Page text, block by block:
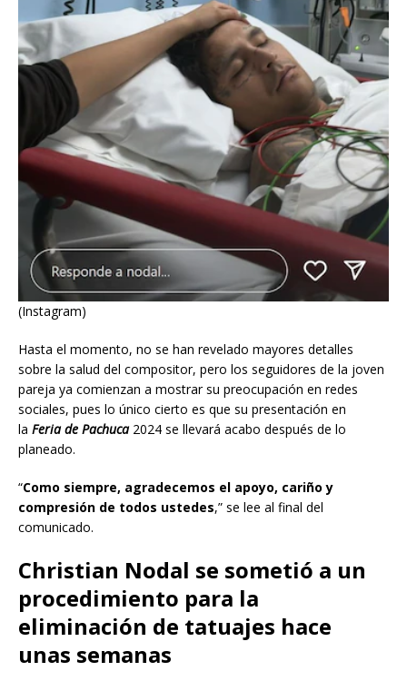
(Instagram)
Hasta el momento, no se han revelado mayores detalles
sobre la salud del compositor, pero los seguidores de la joven
pareja ya comienzan a mostrar su preocupación en redes
sociales, pues lo único cierto es que su presentación en
la Feria de Pachuca 2024 se llevará acabo después de lo
planeado.
“Como siempre, agradecemos el apoyo, cariño y
compresión de todos ustedes,” se lee al final del
comunicado.
Christian Nodal se sometió a un
procedimiento para la
eliminación de tatuajes hace
unas semanas